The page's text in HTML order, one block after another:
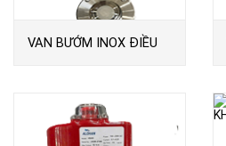
VAN BƯỚM INOX ĐIỀU